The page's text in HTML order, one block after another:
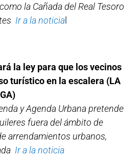
la Cañada del Real Tesoro
Ir a la noticial
la ley para que los vecinos
turístico en la escalera (LA
y Agenda Urbana pretende
fuera del ámbito de
arrendamientos urbanos,
Ir a la noticia